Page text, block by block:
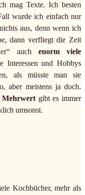
mag Texte. Ich besten
wurde ich einfach nur
aus, denn wenn ich
dann verfliegt die Zeit
auch enorm viele
Interessen und Hobbys
als müsste man sie
aber meistens ja doch.
Mehrwert gibt es immer
umsonst.
Kochbücher, mehr als